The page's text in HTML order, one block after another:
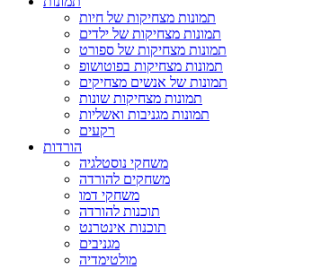
תמונות מצחיקות של חיות
תמונות מצחיקות של ילדים
תמונות מצחיקות של ספורט
תמונות מצחיקות בפוטושופ
תמונות של אנשים מצחיקים
תמונות מצחיקות שונות
תמונות מגניבות ואשליות
רקעים
הורדות
משחקי נוסטלגיה
משחקים להורדה
משחקי דמו
תוכנות להורדה
תוכנות אינטרנט
מגניבים
מולטימדיה